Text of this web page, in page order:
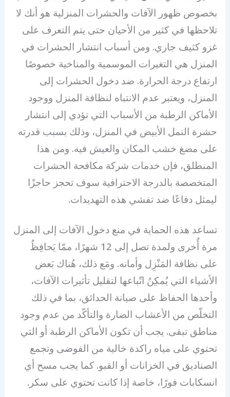
بخصوص ظهور الآفات والحشرات المنزلية هو أنك لا
تلاحظها في كثير من الأحيان حتى يتم التعرف على
غزو كثيف جاري. ومن أسباب انتشار الحشرات في
المنزل هي التغيرات الموسمية والمناخية خصوصًا
ارتفاع درجة الحرارة. ضد دخول الحشرات إلى
المنزل، ويعتبر عدم الانتباه لنظافة المنزل ووجود
الأماكن الرطبة من الأسباب التي تؤدي إلى انتشار
حشرة النمل الأبيض في المنزل، وذلك بسبب قدرته
على مضغ خشب المكان والعيش فيه. ومن هذا
المنطلق، فإن خدمات شركة مكافحة الحشرات
المتخصصة بالدرجة الاحترافية سوف تحجز حاجزًا
ليمثل دفاعًا ضد تفشي هذه التهديدات.
تساعد هذه الحماية في منع دخول الآفات إلى المنزل
مرة أُخرى ولمدة تصل إلى 12 شهرًا، ممّا يَحافِظُ
على نظافة المَنْزِل وأمانه. ومَع ذلك، هُناك بَعض
الأشياء التي يُمكِنُ اتّباعها لتقليل تأثيرات الآفات،
وأحدها الحفاظ على صيانة الحدائق، بما في ذلك
التخلّص من الأعشاب الضارة والتأكّد من عدم وجود
مناطق تبقى. يجب أن تكون الأماكن الرطبة أو التي
تحتوي على مياه راكدة خالية من الفوضى وتجمع
الصناديق في الخزانات أو القبو. كما يجب مسح أي
انسكابات فورًا، خاصة إذا كانت تحتوي على سكر.